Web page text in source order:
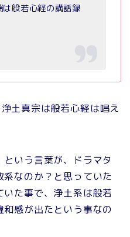
般若心経の講話録
土真宗は般若心経は唱え
いう言葉が、ドラマタ
なのか？と思っていた
た事で、浄土系は般若
感が出たという事なの